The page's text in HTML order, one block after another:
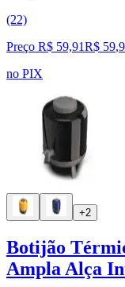
(22)
Preço R$ 59,91R$ 59,
no PIX
+2
Botijão
Ampla Alça